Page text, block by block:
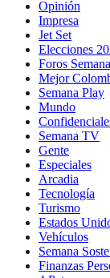
Opinión
Impresa
Jet Set
Elecciones
Foros Semana
Mejor
Semana Play
Mundo
Semana TV
Gente
Especiales
Arcadia
Tecnología
Turismo
Estados
Vehículos
Semana
Finanzas